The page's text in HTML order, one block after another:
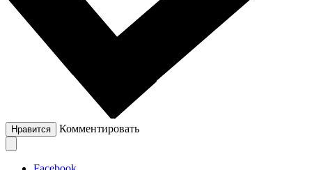
Нравится Комментировать